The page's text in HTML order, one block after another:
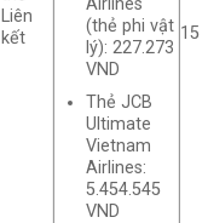
Liên
kết
Airlines
(thẻ phi vật
lý): 227.273
VND
Thẻ JCB
Ultimate
Vietnam
Airlines:
5.454.545
VND
15